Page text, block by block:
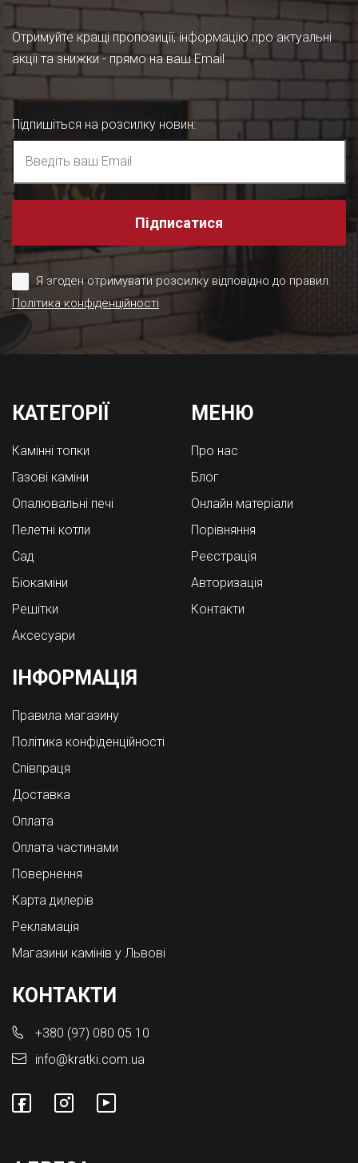
Отримуйте кращі пропозиції, інформацію про актуальні
акції та знижки - прямо на ваш Email
Підпишіться на розсилку новин:
Підписатися
Я згоден отримувати розсилку відповідно до правил
Політика конфіденційності
КАТЕГОРІЇ
Камінні топки
Газові каміни
Опалювальні печі
Пелетні котли
Cад
Біокаміни
Решітки
Аксесуари
МЕНЮ
Про нас
Блог
Онлайн матеріали
Порівняння
Реєстрація
Авторизація
Контакти
ІНФОРМАЦІЯ
Правила магазину
Політика конфіденційності
Співпраця
Доставка
Оплата
Оплата частинами
Повернення
Карта дилерів
Рекламація
Магазини камінів у Львові
КОНТАКТИ
+380 (97) 080 05 10
info@kratki.com.ua